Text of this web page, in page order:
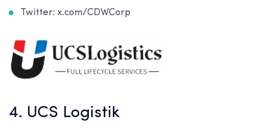
Twitter: x.com/CDWCorp
4. UCS Logistik